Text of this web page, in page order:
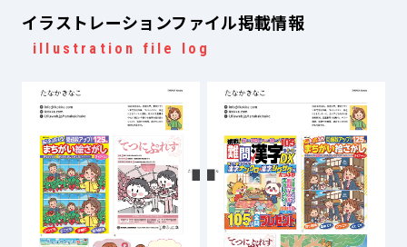
イラストレーションファイル掲載情報
illustration file log